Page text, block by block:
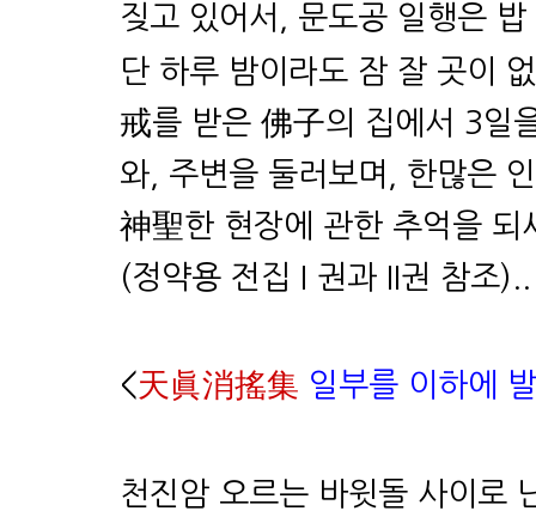
짖고 있어서, 문도공 일행은
단 하루 밤이라도 잠 잘 곳이
戒를 받은 佛子의 집에서 3일
와, 주변을 둘러보며, 한많은
神聖한 현장에 관한 추억을
(정약용 전집 I 권과 II권 참조)..
<天眞消搖集 일부를 이하에
천진암 오르는 바윗돌 사이로